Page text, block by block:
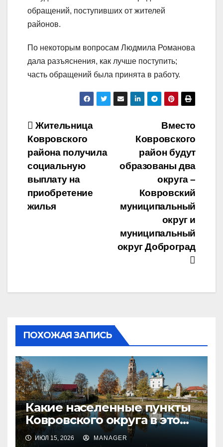
обращений, поступивших от жителей
районов.
По некоторым вопросам Людмила Романова
дала разъяснения, как лучше поступить;
часть обращений была принята в работу.
Навигация
по
записям
Вместо
Ковровского
район будут
образованы два
округа –
Ковровский
муниципальный
округ и
муниципальный
округ Доброград
Жительница
Ковровского
района получила
социальную
выплату на
приобретение
жилья
ПОХОЖАЯ ЗАПИСЬ
Какие населенные пункты
Ковровского округа в этом
году принимают участие в
ИЮЛ 15, 2026 MANAGER